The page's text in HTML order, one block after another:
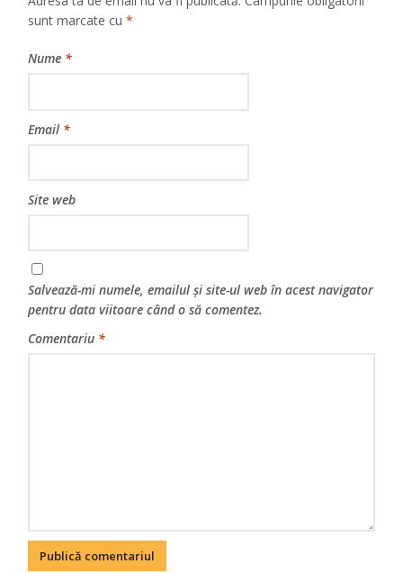
sunt marcate cu*
Nume *
Email *
Site web
Salvează-mi numele, emailul și site-ul web în acest navigator
pentru data viitoare când o să comentez.
Comentariu *